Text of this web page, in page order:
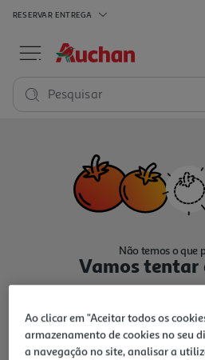
RESERVAR ENTREGA
Pesquisar
Não temos o que
Vamos tentar
Ao clicar em "Aceitar todos os
armazenamento de cookies no seu
a navegação no site, analisar a